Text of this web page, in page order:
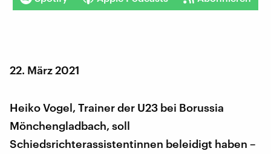
22. März 2021
Heiko Vogel, Trainer der U23 bei Borussia
Mönchengladbach, soll
Schiedsrichterassistentinnen beleidigt haben –